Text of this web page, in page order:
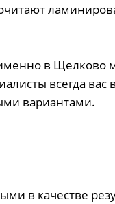
в Щелково
всегда вас
вариантами.
в качестве